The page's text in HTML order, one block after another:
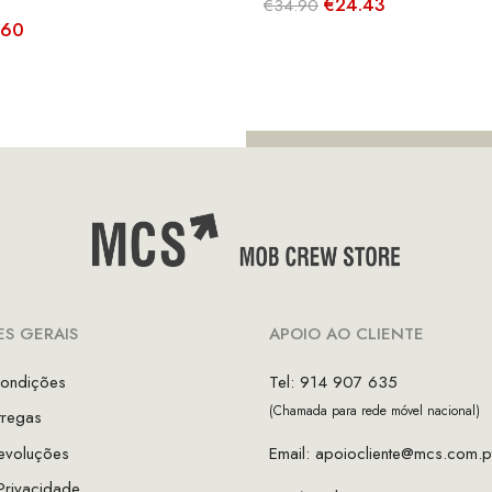
€34.90
GERAIS
APOIO AO CLIENTE
Tel: 914 907 635
(Chamada para rede móvel nacional)
Email: